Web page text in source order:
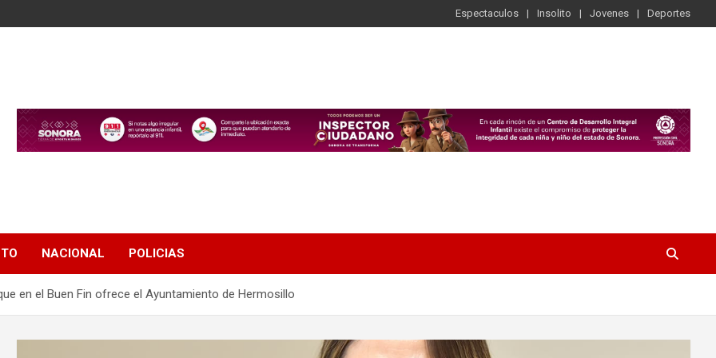
Espectaculos Insolito Jovenes Deportes
NACIONAL POLICIAS
en el Buen Fin ofrece el Ayuntamiento de Hermosillo